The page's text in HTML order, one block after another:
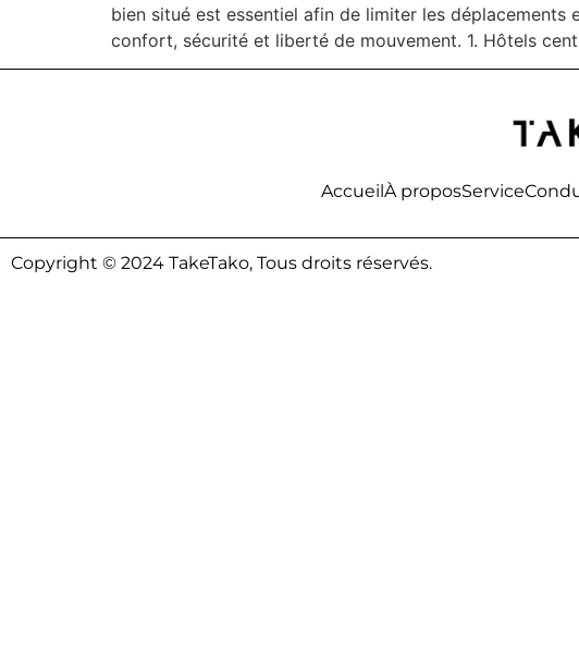
bien situé est essentiel afin de limiter les
confort, sécurité et liberté de mouvement. 1. Hôtels
AccueilÀ proposService
Copyright © 2024 TakeTako, Tous droits réservés.